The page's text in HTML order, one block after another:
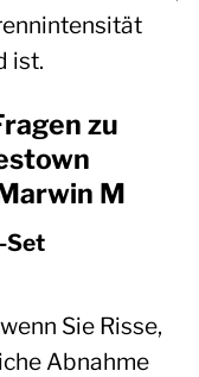
ist.
zu
M
Set
Sie Risse,
Abnahme